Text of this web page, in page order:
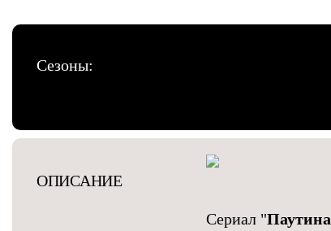
Сезоны:
ОПИСАНИЕ
Сериал "Паутина